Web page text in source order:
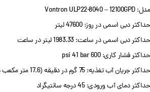
مدل: Vontron ULP22-8040 – 12100GPD
حداکثر دبی اسمی در روز: 47600 لیتر
حداکثر دبی اسمی در ساعت: 1983.33 لیتر در ساعت
حداکثر فشار کاری: 600 psi 41 bar
حداکثر جریان آب تغذیه: 75 گرم در دقیقه (17.6 متر مکعب در ساعت)
حداکثر دمای آب ورودی: 45 درجه سانتیگراد